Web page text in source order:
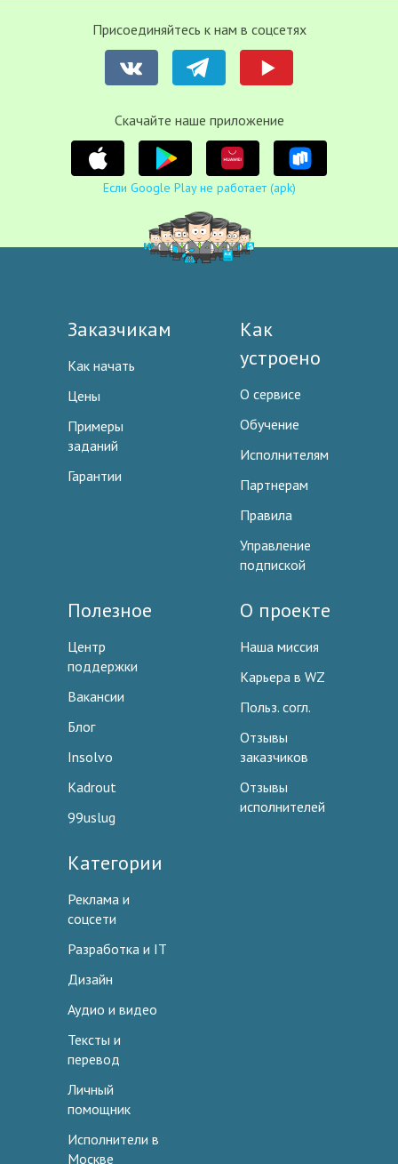
Присоединяйтесь к нам в соцсетях
Cкачайте наше приложение
Если Google Play не работает (apk)
Заказчикам
Как начать
Цены
Примеры
заданий
Гарантии
Как
устроено
О сервисе
Обучение
Исполнителям
Партнерам
Правила
Управление
подпиской
Полезное
Центр
поддержки
Вакансии
Блог
Insolvo
Kadrout
99uslug
О проекте
Наша миссия
Карьера в WZ
Польз. согл.
Отзывы
заказчиков
Отзывы
исполнителей
Категории
Реклама и
соцсети
Разработка и IT
Дизайн
Аудио и видео
Тексты и
перевод
Личный
помощник
Исполнители в
Москве